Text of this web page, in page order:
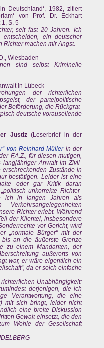
Deutschland‘, 1982, zitiert
von Prof. Dr. Eckhart
S. 5
seit fast 20 Jahren. Ich
ein deutscher
Richter machen mir Angst.
Wiesbaden
sind selbst Kriminelle
in Lübeck
der richterlichen
der parteipolitische
Beförderung, die Rückgrat-
deutsche vorauseilende
Justiz(Leserbrief in der
von Reinhard Müllerin der
F.A.Z., für diesen mutigen,
langjähriger AnwaIt im Zivil-
Zustände in
bestätigen. Leider ist eine
oder gar Kritik daran
unkorrekte Richter-
ich in langen Jahren als
Richter erlebt. Während
der Klientel, insbesondere
vor Gericht, wird
„normale Bürger" mit der
an die äußerste Grenze
zu einem Mandanten, der
außerorts von
war, er wäre eigentlich ein
da er solch einfache
Unabhängigkeit:
derjenigen, die ich
Verantwortung, die eine
mit sich bringt, leider nicht
eine breite Diskussion
Gewalt einsetzt, die den
Wohle der Gesellschaft